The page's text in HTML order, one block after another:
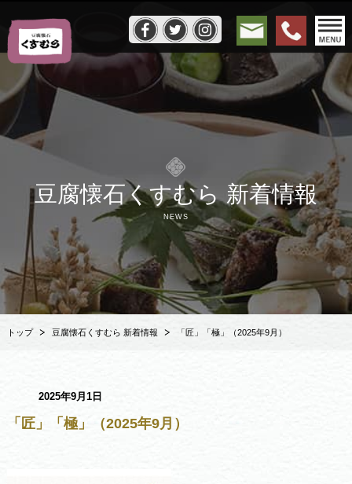
豆腐懐石くすむら 新着情報
NEWS
トップ 豆腐懐石くすむら 新着情報 「匠」「極」（2025年9月）
2025年9月1日
「匠」「極」（2025年9月）